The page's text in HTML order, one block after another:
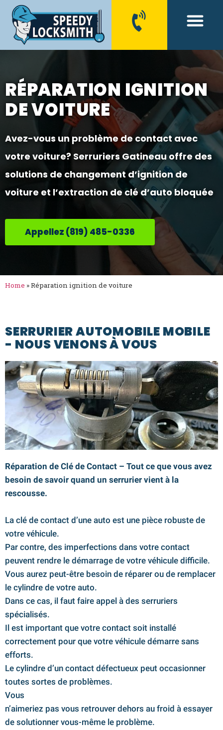
RÉPARATION IGNITION
DE VOITURE
Avez-vous un problème de contact avec
votre voiture? Serruriers Gatineau offre des
solutions de changement d’ignition de
voiture et l’extraction de clé d’auto bloquée
Appellez (819) 485-0336
Home »Réparation ignition de voiture
SERRURIER AUTOMOBILE MOBILE
- NOUS VENONS À VOUS
Réparation de Clé de Contact – Tout ce que vous avez
besoin de savoir quand un serrurier vient à la
rescousse.
La clé de contact d’une auto est une pièce robuste de
votre véhicule.
Par contre, des imperfections dans votre contact
peuvent rendre le démarrage de votre véhicule difficile.
Vous aurez peut-être besoin de réparer ou de remplacer
le cylindre de votre auto.
Dans ce cas, il faut faire appel à des serruriers
spécialisés.
Il est important que votre contact soit installé
correctement pour que votre véhicule démarre sans
efforts.
Le cylindre d’un contact défectueux peut occasionner
toutes sortes de problèmes.
Vous
n’aimeriez pas vous retrouver dehors au froid à essayer
de solutionner vous-même le problème.